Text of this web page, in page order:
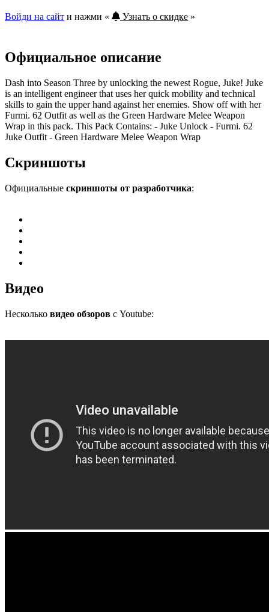
Войди на сайт и нажми « Узнать о скидке »
Официальное описание
Dash into Season Three by unlocking the newest Rogue, Juke! Juke
is an intelligent engineer that uses her quick mobility and technical
skills to gain the upper hand against her enemies. Show off with her
Furmi. 62 Outfit as well as the Green Hardware Melee Weapon
Wrap in this pack. This Pack Contains: - Juke Unlock - Furmi. 62
Juke Outfit - Green Hardware Melee Weapon Wrap
Скриншоты
Официальные скриншоты от разработчика:
Видео
Несколько видео обзоров с Youtube: